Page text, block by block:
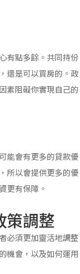
有點多餘。共同持份
還是可以買房的。政
素阻礙你實現自己的
能會有更多的貸款優
所以會提供更多的優
更有保障。
策調整
必須更加靈活地調整
機會，以及如何運用